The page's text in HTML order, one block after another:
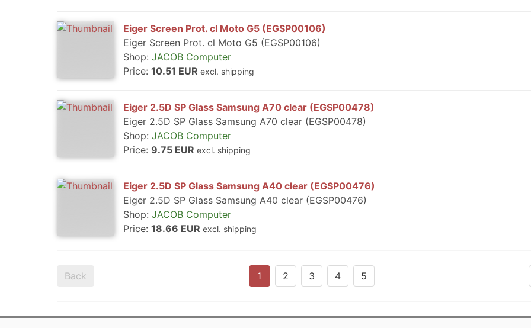
Eiger Screen Prot. cl Moto G5 (EGSP00106)
Eiger Screen Prot. cl Moto G5 (EGSP00106)
Shop: JACOB Computer
Price: 10.51 EUR excl. shipping
Eiger 2.5D SP Glass Samsung A70 clear (EGSP00478)
Eiger 2.5D SP Glass Samsung A70 clear (EGSP00478)
Shop: JACOB Computer
Price: 9.75 EUR excl. shipping
Eiger 2.5D SP Glass Samsung A40 clear (EGSP00476)
Eiger 2.5D SP Glass Samsung A40 clear (EGSP00476)
Shop: JACOB Computer
Price: 18.66 EUR excl. shipping
Back 1 2 3 4 5